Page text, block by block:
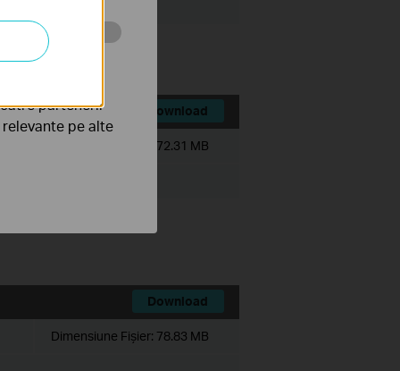
Download
72.31 MB
Download
Dimensiune Fişier: 78.83 MB
web a
partenerii
pe alte